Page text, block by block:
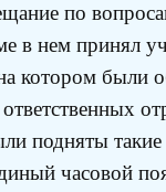
по
в нем принял
котором
подняты
часовой